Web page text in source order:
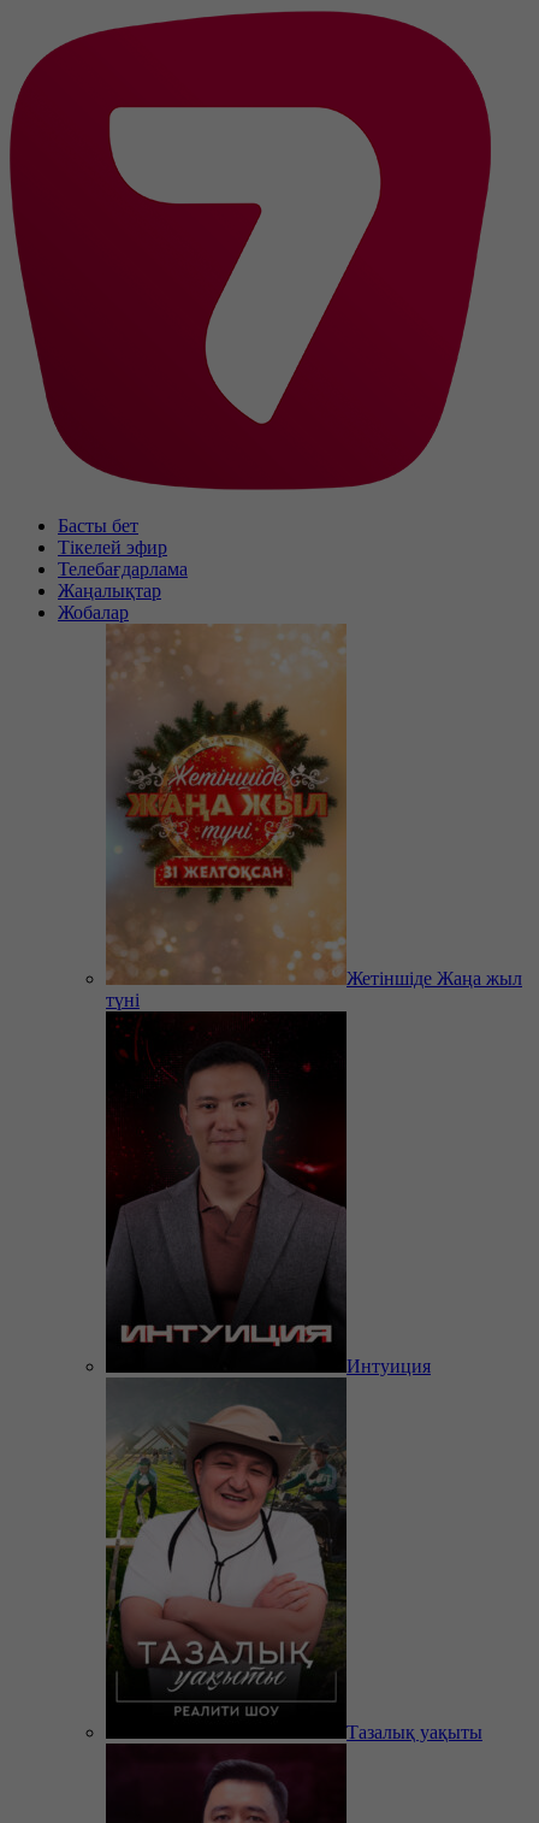
Басты бет
Тікелей эфир
Телебағдарлама
Жаңалықтар
Жобалар
Жетіншіде Жаңа жыл
түні
Интуиция
Тазалық уақыты